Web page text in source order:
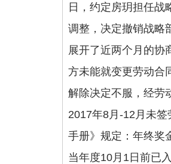
日，约定房玥担任
调整，决定撤销战略
展开了近两个月的协
方未能就变更劳动合
解除决定不服，经劳
2017年8月-12月未
手册》规定：年终奖
当年度10月1日前已